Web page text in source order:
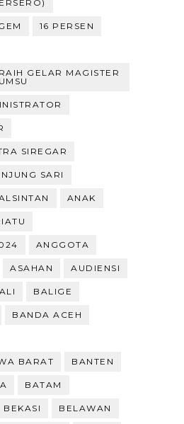
16 PERSEN
GELAR MAGISTER
SIREGAR
SARI
ANAK
ANGGOTA
ASAHAN AUDIENSI
BALIGE
BANDA ACEH
BARAT BANTEN
BATAM
BEKASI BELAWAN